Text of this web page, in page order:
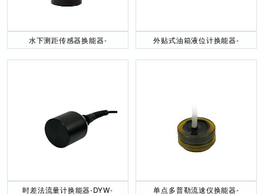
水下测距传感器换能器-
外贴式油箱液位计换能器-
时差法流量计换能器-DYW-
单点多普勒流速仪换能器-